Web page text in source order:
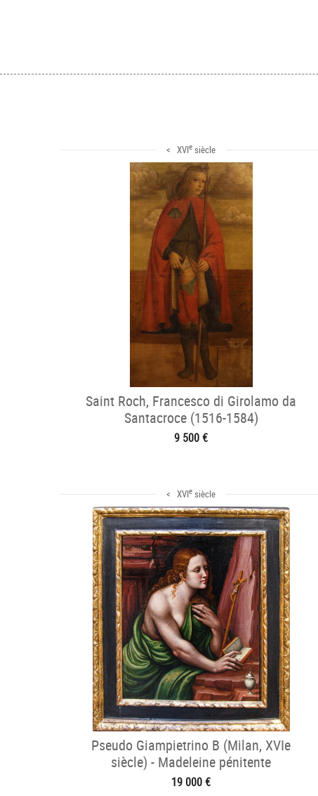
< XVIe siècle
Saint Roch, Francesco di Girolamo da
Santacroce (1516-1584)
9 500 €
< XVIe siècle
Pseudo Giampietrino B (Milan, XVIe
siècle) - Madeleine pénitente
19 000 €